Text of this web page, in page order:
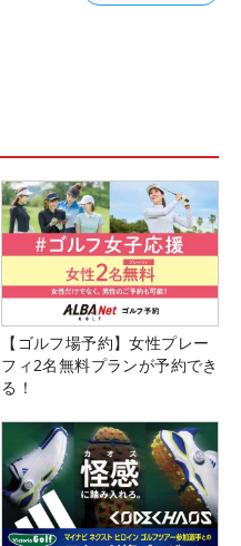
【ゴルフ場予約】女性プレー
フィ2名無料プランが予約でき
る！